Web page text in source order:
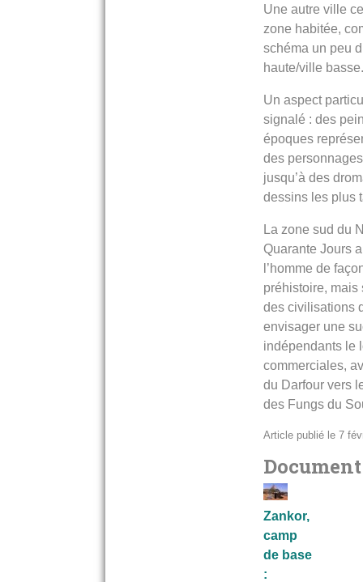
Une autre ville
zone habitée,
schéma un peu
haute/ville basse.
Un aspect
signalé : des
époques
des
jusqu’à des
dessins les plus
La zone sud du
Quarante Jours
l’homme de
préhistoire, mais
des civilisations
envisager une
indépendants le
commerciales,
du Darfour vers
des Fungs du
Article publié le 7
Zankor,
camp
de base
: